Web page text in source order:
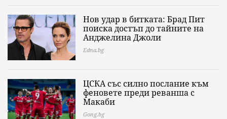
Нов удар в битката: Брад Пит
поиска достъп до тайните на
Анджелина Джоли
Edna.bg
ЦСКА със силно послание към
феновете преди реванша с
Макаби
Gong.bg